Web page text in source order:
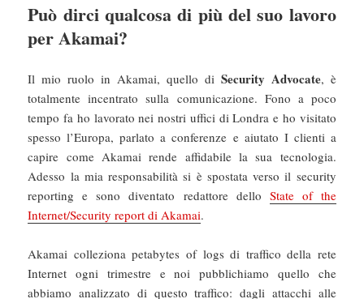
Può dirci qualcosa di più del suo lavoro
per Akamai?
Il mio ruolo in Akamai, quello di Security Advocate, è
totalmente incentrato sulla comunicazione. Fono a poco
tempo fa ho lavorato nei nostri uffici di Londra e ho visitato
spesso l’Europa, parlato a conferenze e aiutato I clienti a
capire come Akamai rende affidabile la sua tecnologia.
Adesso la mia responsabilità si è spostata verso il security
reporting e sono diventato redattore dello State of the
Internet/Security report di Akamai.
Akamai colleziona petabytes of logs di traffico della rete
Internet ogni trimestre e noi pubblichiamo quello che
abbiamo analizzato di questo traffico: dagli attacchi alle